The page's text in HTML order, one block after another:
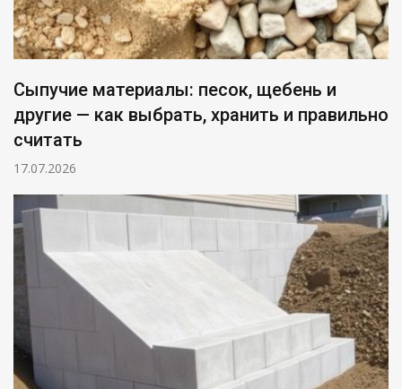
Сыпучие материалы: песок, щебень и
другие — как выбрать, хранить и правильно
считать
17.07.2026